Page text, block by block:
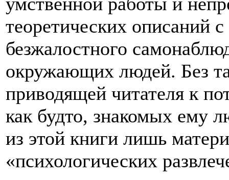
теоретических описаний
безжалостного
окружающих людей. Без
приводящей читателя к
как будто, знакомых ему
из этой книги лишь
«психологических